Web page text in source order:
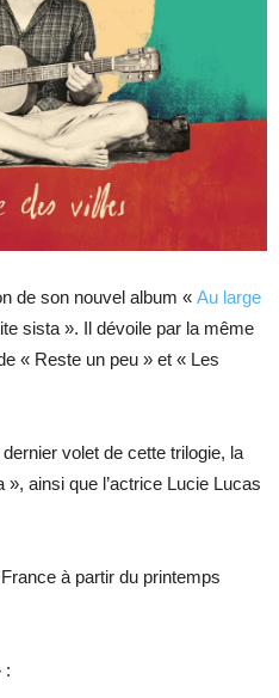
de son nouvel album « Au large
sista ». Il dévoile par la même
« Reste un peu » et « Les
volet de cette trilogie, la
ainsi que l’actrice Lucie Lucas
à partir du printemps
: